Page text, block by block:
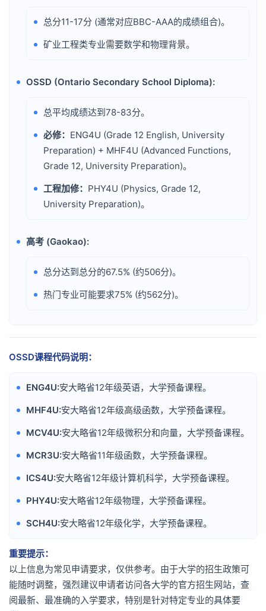
• 总分11-17分 (通常对应BBC-AAA的成绩组合)。
• 矿业工程类专业需要数学和物理背景。
• OSSD (Ontario Secondary School Diploma):
• 总平均成绩达到78-83分。
• 必修： ENG4U (Grade 12 English, University
Preparation) + MHF4U (Advanced Functions,
Grade 12, University Preparation)。
• 工程加修： PHY4U (Physics, Grade 12,
University Preparation)。
• 高考 (Gaokao):
• 总分达到总分的67.5% (约506分)。
• 热门专业可能要求75% (约562分)。
OSSD课程代码说明：
• ENG4U:安大略省12年级英语，大学预备课程。
• MHF4U:安大略省12年级高级函数，大学预备课程。
• MCV4U:安大略省12年级微积分和向量，大学预备课程。
• MCR3U:安大略省11年级函数，大学预备课程。
• ICS4U:安大略省12年级计算机科学，大学预备课程。
• PHY4U:安大略省12年级物理，大学预备课程。
• SCH4U:安大略省12年级化学，大学预备课程。
重要提示：
以上信息为常见申请要求，仅供参考。由于大学的招生政策可
能随时调整，强烈建议申请者访问各大学的官方招生网站，查
阅最新、最准确的入学要求，特别是针对特定专业的具体要